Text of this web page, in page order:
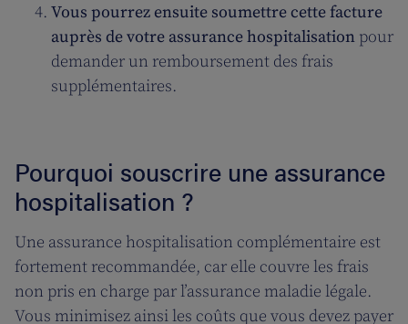
Vous pourrez ensuite soumettre cette facture
auprès de votre assurance hospitalisation pour
demander un remboursement des frais
supplémentaires.
Pourquoi souscrire une assurance
hospitalisation ?
Une assurance hospitalisation complémentaire est
fortement recommandée, car elle couvre les frais
non pris en charge par l’assurance maladie légale.
Vous minimisez ainsi les coûts que vous devez payer